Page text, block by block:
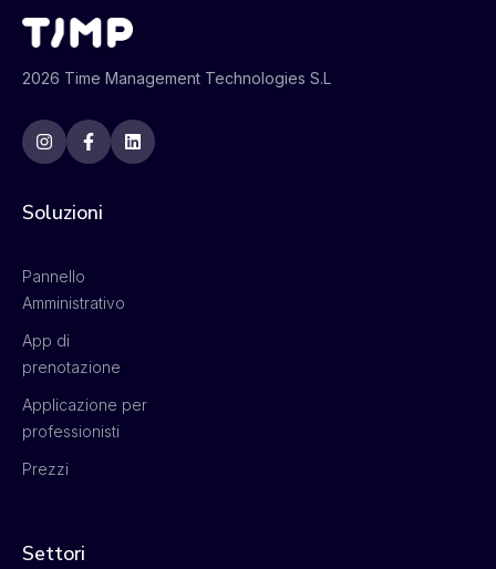
2026 Time Management Technologies S.L
Soluzioni
Pannello
Amministrativo
App di
prenotazione
Applicazione per
professionisti
Prezzi
Settori